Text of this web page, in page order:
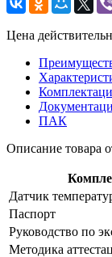
Цена
ПАК
Описание товара
Датчик
Паспорт
Руководство по
Методика